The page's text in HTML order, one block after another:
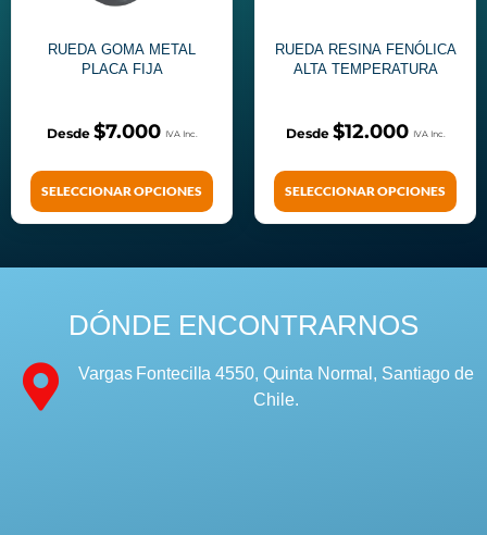
RUEDA GOMA METAL
PLACA FIJA
$7.000
SELECCIONAR OPCIONES
RUEDA RESINA FENÓLICA
ALTA TEMPERATURA
$12.000
SELECCIONAR OPCIONES
DÓNDE ENCONTRARNOS
Vargas Fontecilla 4550, Quinta Normal, Santiago de
Chile.